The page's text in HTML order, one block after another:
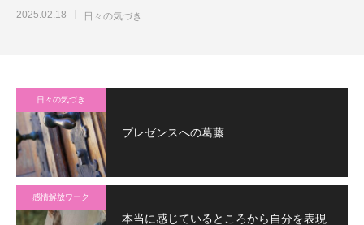
分の確定申告も
2025.02.18 日々の気づき
日々の気づき
プレゼンスへの葛藤
感情解放ワーク
本当に感じているところから自分を表現